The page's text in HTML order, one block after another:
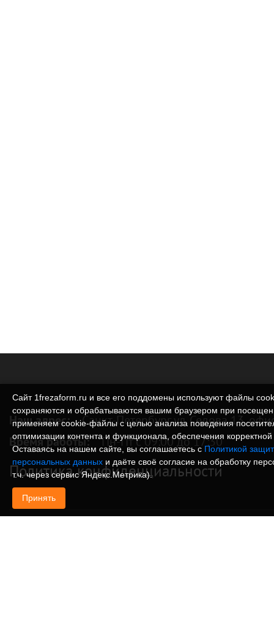
Наш адрес: Санкт-Петербург ул. Седова 13,
Время работы: Пн-Пт с 09:00 до 17:30
Политика конфиденциальности
Сайт 1frezaform.ru и все его поддомены используют файлы
сохраняются и обрабатываются вашим браузером при
применяем cookie‑файлы с целью анализа поведения
оптимизации контента и функционала, обеспечения
Оставаясь на нашем сайте, вы соглашаетесь с Политикой
персональных данных и даёте своё согласие на обработку
т.ч. через сервис Яндекс.Метрика).
Принять